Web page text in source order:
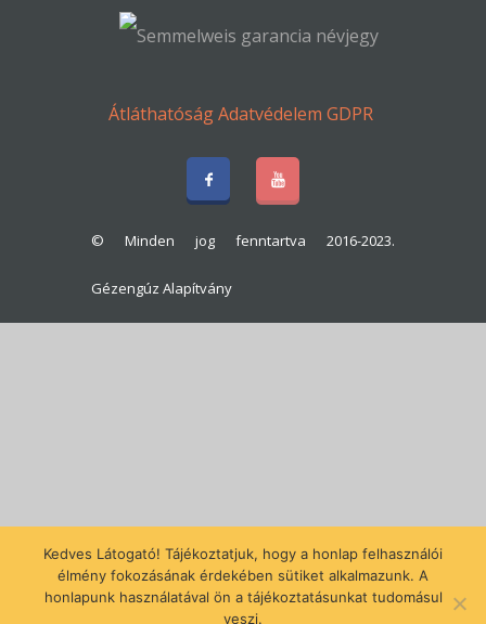
ÁtláthatóságAdatvédelem GDPR
© Minden jog fenntartva 2016-2023.
Gézengúz Alapítvány
Kedves Látogató! Tájékoztatjuk, hogy a honlap felhasználói
élmény fokozásának érdekében sütiket alkalmazunk. A
honlapunk használatával ön a tájékoztatásunkat tudomásul
veszi.